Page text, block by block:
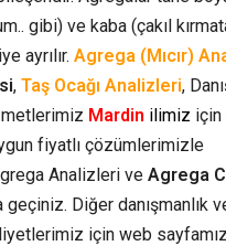
gibi) ve kaba (çakıl
ayrılır. Agrega (Mıcır)
, Taş Ocağı Analizleri,
Mardin ilimiz için
fiyatlı çözümlerimizle
Analizleri ve Agrega
Diğer danışmanlık
için web